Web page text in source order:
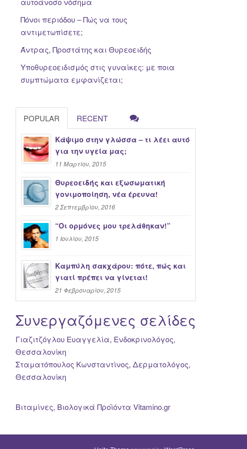
Πόνοι περιόδου – Πώς να τους
αντιμετωπίσετε;
Άντρας, Προστάτης και Θυρεοειδής
Υποθυρεοειδισμός στις γυναίκες: με ποια
συμπτώματα εμφανίζεται;
POPULAR RECENT
Κάψιμο στην γλώσσα – τι λέει αυτό
για την υγεία μας;
11 Μαρτίου, 2015
Θυρεοειδής και εξωσωματική
γονιμοποίηση, νέα έρευνα!
2 Σεπτεμβρίου, 2016
“Oι ορμόνες μου τρελάθηκαν!”
1 Ιουλίου, 2015
Καμπύλη σακχάρου: πότε, πώς και
γιατί πρέπει να γίνεται!
21 Φεβρουαρίου, 2015
Συνεργαζόμενες σελίδες
Γιαζιτζόγλου Ευαγγελία, Ενδοκρινολόγος,
Θεσσαλονίκη
Σταματόπουλος Κωνσταντίνος, Δερματολόγος,
Θεσσαλονίκη
Βιταμίνες, Βιολογικά Προϊόντα Vitamino.gr